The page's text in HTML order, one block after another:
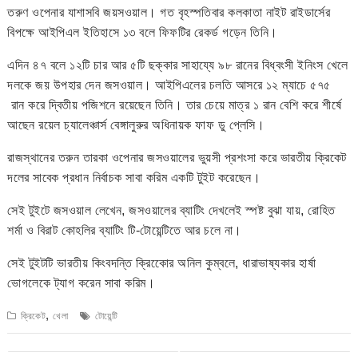
তরুণ ওপেনার যাশাসবি জয়সওয়াল। গত বৃহস্পতিবার কলকাতা নাইট রাইডার্সের
বিপক্ষে আইপিএল ইতিহাসে ১৩ বলে ফিফটির রেকর্ড গড়েন তিনি।
এদিন ৪৭ বলে ১২টি চার আর ৫টি ছক্কার সাহায্যে ৯৮ রানের বিধ্বংসী ইনিংস খেলে
দলকে জয় উপহার দেন জসওয়াল। আইপিএলের চলতি আসরে ১২ ম্যাচে ৫৭৫
রান করে দ্বিতীয় পজিশনে রয়েছেন তিনি। তার চেয়ে মাত্র ১ রান বেশি করে শীর্ষে
আছেন রয়েল চ্যালেঞ্চার্স বেঙ্গালুরুর অধিনায়ক ফাফ ডু প্লেসি।
রাজস্থানের তরুন তারকা ওপেনার জসওয়ালের ভুয়সী প্রশংসা করে ভারতীয় ক্রিকেট
দলের সাবেক প্রধান নির্বাচক সাবা করিম একটি টুইট করেছেন।
সেই টুইটে জসওয়াল লেখেন, জসওয়ালের ব্যাটিং দেখলেই স্পষ্ট বুঝা যায়, রোহিত
শর্মা ও বিরাট কোহলির ব্যাটিং টি-টোয়েন্টিতে আর চলে না।
সেই টুইটটি ভারতীয় কিংবদন্তি ক্রিকেোর অনিল কুম্বলে, ধারাভাষ্যকার হার্ষা
ভোগলেকে ট্যাগ করেন সাবা করিম।
ক্রিকেট,খেলা টোয়েন্টি